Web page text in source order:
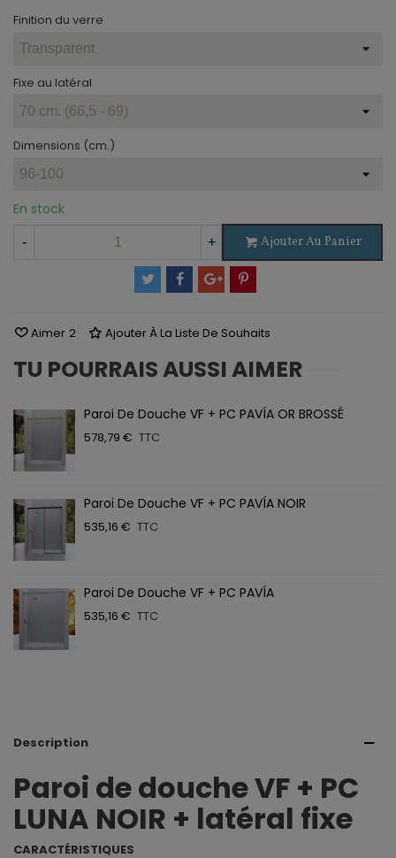
Finition du verre
Fixe au latéral
Dimensions (cm.)
En stock
- + Ajouter Au Panier
Aimer 2 Ajouter À La Liste De Souhaits
TU POURRAIS AUSSI AIMER
Paroi De Douche VF + PC PAVÍA OR BROSSÉ
578,79 € TTC
Paroi De Douche VF + PC PAVÍA NOIR
535,16 € TTC
Paroi De Douche VF + PC PAVÍA
535,16 € TTC
Description
Paroi de douche VF + PC
LUNA NOIR + latéral fixe
CARACTÉRISTIQUES